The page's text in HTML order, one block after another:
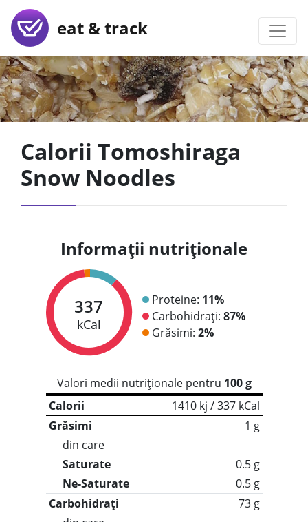
eat & track
Calorii Tomoshiraga
Snow Noodles
Informații nutriționale
337
kCal
Proteine: 11%
Carbohidrați: 87%
Grăsimi: 2%
Valori medii nutriționale pentru 100 g
Calorii
1410 kj / 337 kCal
Grăsimi
1 g
din care
Saturate
0.5 g
Ne-Saturate
0.5 g
Carbohidrați
73 g